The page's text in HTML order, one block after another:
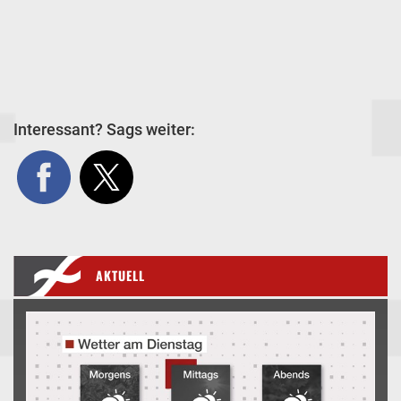
Interessant? Sags weiter:
AKTUELL